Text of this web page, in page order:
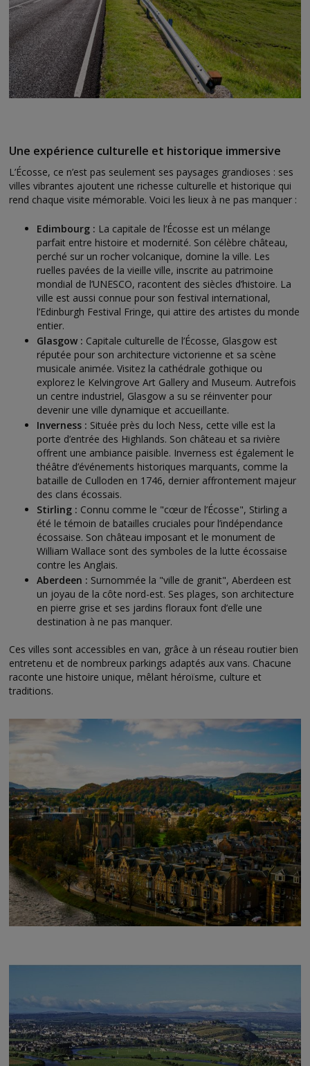
Une expérience culturelle et historique immersive
L’Écosse, ce n’est pas seulement ses paysages grandioses : ses
villes vibrantes ajoutent une richesse culturelle et historique qui
rend chaque visite mémorable. Voici les lieux à ne pas manquer :
Edimbourg : La capitale de l’Écosse est un mélange
parfait entre histoire et modernité. Son célèbre château,
perché sur un rocher volcanique, domine la ville. Les
ruelles pavées de la vieille ville, inscrite au patrimoine
mondial de l’UNESCO, racontent des siècles d’histoire. La
ville est aussi connue pour son festival international,
l’Edinburgh Festival Fringe, qui attire des artistes du monde
entier.
Glasgow : Capitale culturelle de l’Écosse, Glasgow est
réputée pour son architecture victorienne et sa scène
musicale animée. Visitez la cathédrale gothique ou
explorez le Kelvingrove Art Gallery and Museum. Autrefois
un centre industriel, Glasgow a su se réinventer pour
devenir une ville dynamique et accueillante.
Inverness : Située près du loch Ness, cette ville est la
porte d’entrée des Highlands. Son château et sa rivière
offrent une ambiance paisible. Inverness est également le
théâtre d’événements historiques marquants, comme la
bataille de Culloden en 1746, dernier affrontement majeur
des clans écossais.
Stirling : Connu comme le "cœur de l’Écosse", Stirling a
été le témoin de batailles cruciales pour l’indépendance
écossaise. Son château imposant et le monument de
William Wallace sont des symboles de la lutte écossaise
contre les Anglais.
Aberdeen : Surnommée la "ville de granit", Aberdeen est
un joyau de la côte nord-est. Ses plages, son architecture
en pierre grise et ses jardins floraux font d’elle une
destination à ne pas manquer.
Ces villes sont accessibles en van, grâce à un réseau routier bien
entretenu et de nombreux parkings adaptés aux vans. Chacune
raconte une histoire unique, mêlant héroïsme, culture et
traditions.